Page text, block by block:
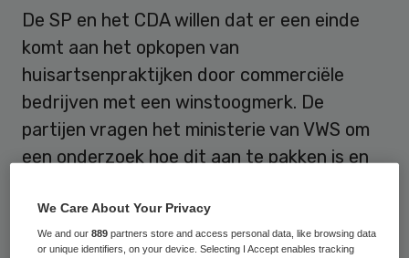
De SP en het CDA willen dat er een einde
komt aan het opkopen van
huisartsenpraktijken door commerciële
bedrijven met een winstoogmerk. De
partijen vragen het ministerie van VWS om
een onderzoek hoe dit aan te pakken is en
betalen van goodwill bij
huisartsenpraktijken.
We Care About Your Privacy
We and our889 partners store and access personal data, like browsing data
or unique identifiers, on your device. Selecting I Accept enables tracking